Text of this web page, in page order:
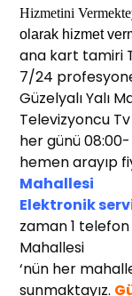
Hizmetini Vermekt
o larak hizmetver
ana kart tamiri
7/24
Güzelyalı Yalı
Televizyoncu
her günü
hemen arayıp
Mahallesi
Elektronik
zaman 1 telefon
Mahallesi
‘nün her
sunmaktayız.